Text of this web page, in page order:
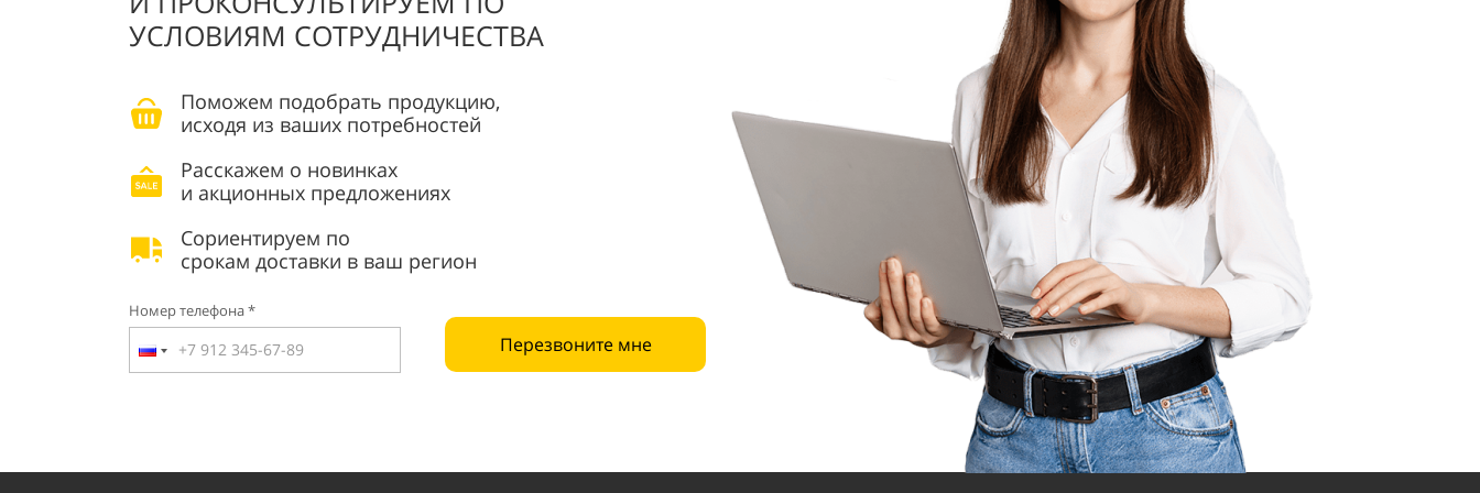
УСЛОВИЯМ СОТРУДНИЧЕСТВА
Поможем подобрать продукцию,
исходя из ваших потребностей
Расскажем о новинках
и акционных предложениях
Сориентируем по
срокам доставки в ваш регион
Номер телефона *
Перезвоните мне